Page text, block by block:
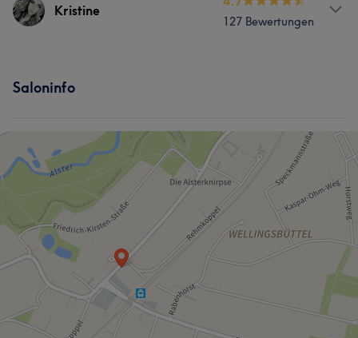
Was unsere Kunden über Ceyda sagen
Was unsere Kunden über Vanu sagen
Erfahren 30
Kristine
127 Bewertungen
Was unsere Kunden über Kristine sagen
Kompetent 13 Professionell 9 Talentiert 6
Gründlich 6
Saloninfo